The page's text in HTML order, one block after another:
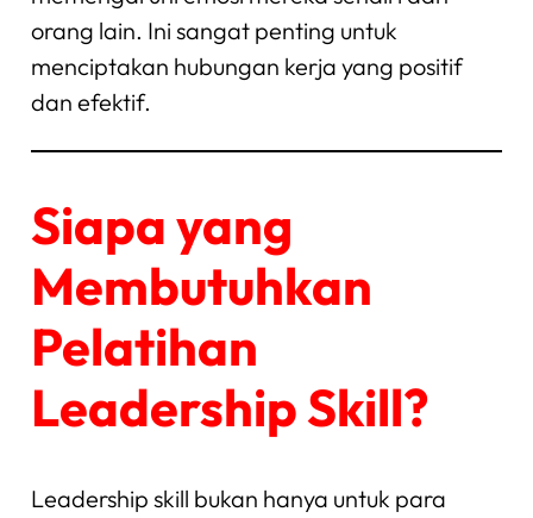
orang lain. Ini sangat penting untuk
menciptakan hubungan kerja yang positif
dan efektif.
Siapa yang
Membutuhkan
Pelatihan
Leadership Skill?
Leadership skill bukan hanya untuk para